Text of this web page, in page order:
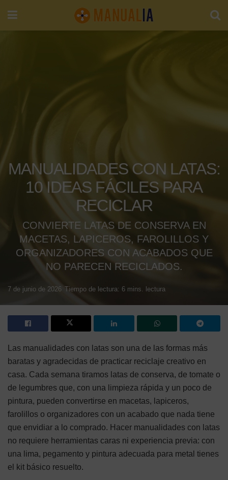
MANUALIDADES CON LATAS:
10 IDEAS FÁCILES PARA
RECICLAR
CONVIERTE LATAS DE CONSERVA EN
MACETAS, LAPICEROS, FAROLILLOS Y
ORGANIZADORES CON ACABADOS QUE
NO PARECEN RECICLADOS.
7 de junio de 2026 Tiempo de lectura: 6 mins. lectura
Las manualidades con latas son una de las formas más
baratas y agradecidas de practicar reciclaje creativo en
casa. Cada semana tiramos latas de conserva, de tomate o
de legumbres que, con una limpieza rápida y un poco de
pintura, pueden convertirse en macetas, lapiceros,
farolillos o organizadores con un acabado que nada tiene
que envidiar a lo comprado. Hacer manualidades con latas
no requiere herramientas caras ni experiencia previa: con
una lima, pegamento y pintura adecuada para metal tienes
el kit básico resuelto.